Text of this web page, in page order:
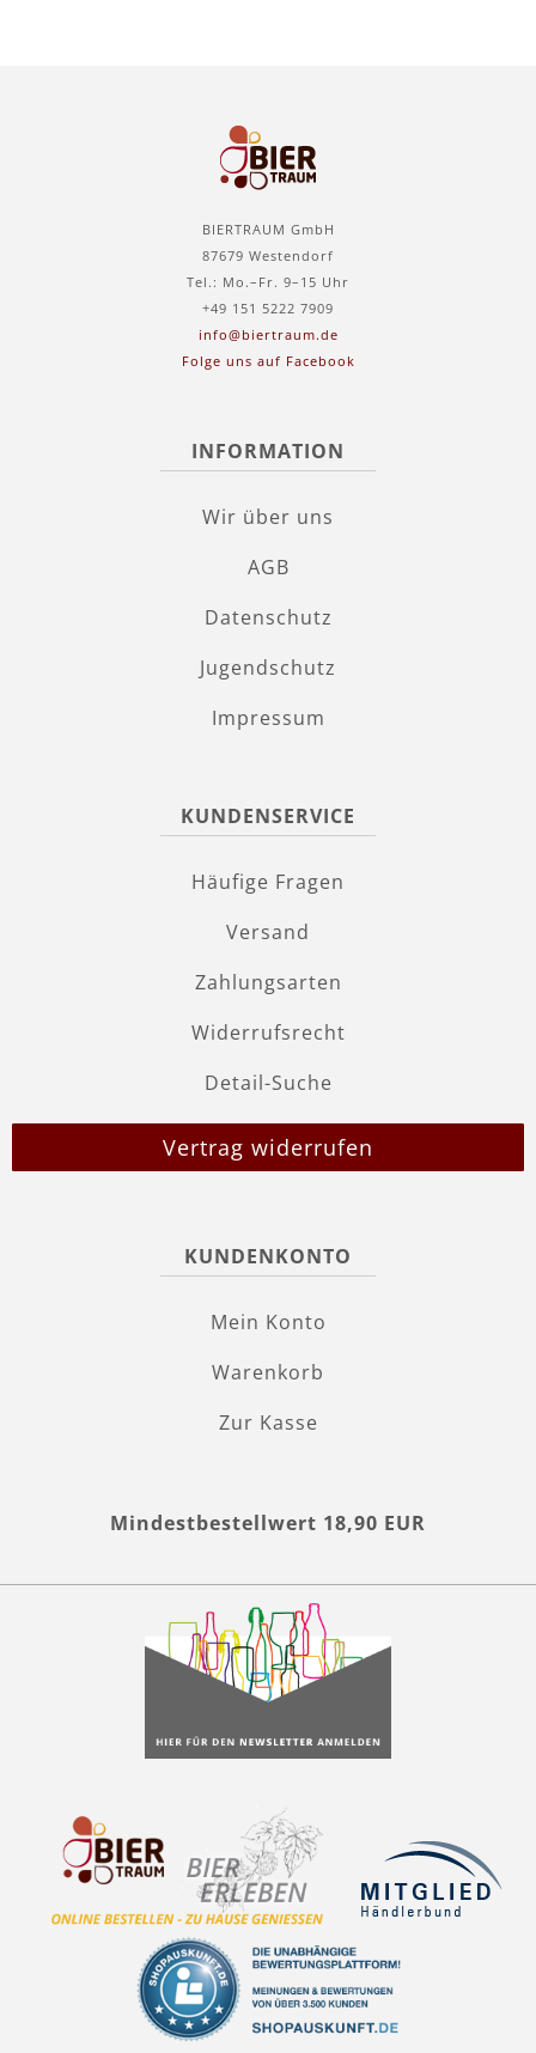
BIERTRAUM GmbH
87679 Westendorf
Tel.: Mo.–Fr. 9–15 Uhr
+49 151 5222 7909
info@biertraum.de
Folge uns auf Facebook
INFORMATION
Wir über uns
AGB
Datenschutz
Jugendschutz
Impressum
KUNDENSERVICE
Häufige Fragen
Versand
Zahlungsarten
Widerrufsrecht
Detail-Suche
Vertrag widerrufen
KUNDENKONTO
Mein Konto
Warenkorb
Zur Kasse
Mindestbestellwert 18,90 EUR